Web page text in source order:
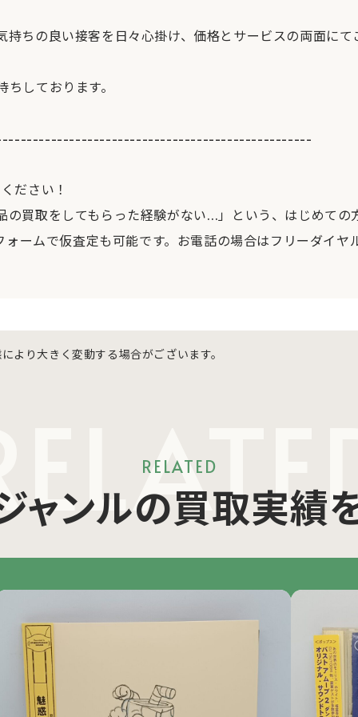
持ちの良い接客を日々心掛け、価格とサービスの両面に
しております。
ださい！
の買取をしてもらった経験がない…」という、はじめての
ォームで仮査定も可能です。お電話の場合はフリーダイ
り大きく変動する場合がございます。
RELATED
ャンルの買取実績